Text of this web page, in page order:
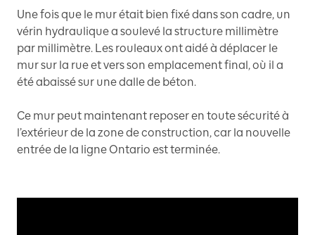
Une fois que le mur était bien fixé dans son cadre, un
vérin hydraulique a soulevé la structure millimètre
par millimètre. Les rouleaux ont aidé à déplacer le
mur sur la rue et vers son emplacement final, où il a
été abaissé sur une dalle de béton.
Ce mur peut maintenant reposer en toute sécurité à
l’extérieur de la zone de construction, car la nouvelle
entrée de la ligne Ontario est terminée.